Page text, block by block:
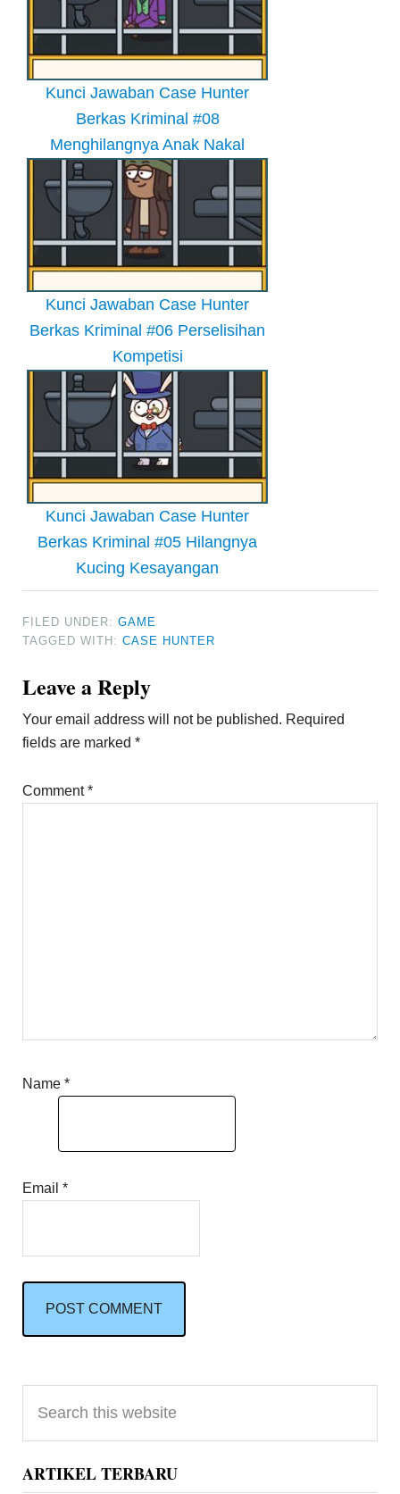
Kunci Jawaban Case Hunter
Berkas Kriminal #08
Menghilangnya Anak Nakal
Kunci Jawaban Case Hunter
Berkas Kriminal #06 Perselisihan
Kompetisi
Kunci Jawaban Case Hunter
Berkas Kriminal #05 Hilangnya
Kucing Kesayangan
FILED UNDER:GAME
TAGGED WITH:CASE HUNTER
Reader
Interactions
Leave a Reply
Your email address will not be published. Required
fields are marked*
Comment*
Name*
Email*
Primary
Sidebar
this
website
ARTIKEL TERBARU